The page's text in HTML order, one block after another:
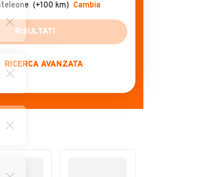
(+100 km) Cambia
RISULTATI
RICERCA AVANZATA